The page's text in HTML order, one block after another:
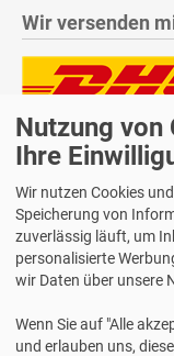
Wir versenden
Lieferung auch
2
Nutzung von
Ihre
Wir nutzen Cookies
Speicherung von
zuverlässig läuft, um
personalisierte
wir Daten über unsere
Wenn Sie auf "Alle
und erlauben uns,